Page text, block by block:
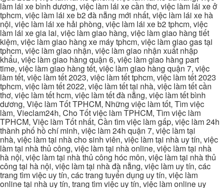
làm lái xe bình dương, việc làm lái xe cần thơ, việc làm lái xe ở
tphcm, việc làm lái xe b2 đà nẵng mới nhất, việc làm lái xe hà
nội, việc làm lái xe hải phòng, việc làm lái xe b2 tphcm, việc
làm lái xe gia lai, việc làm giao hàng, việc làm giao hàng tiết
kiệm, việc làm giao hàng xe máy tphcm, việc làm giao gas tại
tphcm, việc làm giao nhận, việc làm giao nhận xuất nhập
khẩu, việc làm giao hàng quận 6, việc làm giao hàng part
time, việc làm giao hàng tết, việc làm giao hàng quận 7, việc
làm tết, việc làm tết 2023, việc làm tết tphcm, việc làm tết 2023
tphcm, việc làm tết 2022, việc làm tết tại nhà, việc làm tết cần
thơ, việc làm tết hcm, việc làm tết đà nẵng, việc làm tết bình
dương, Việc làm Tốt TPHCM, Những việc làm tốt, Tìm việc
làm, Vieclam24h, Cho Tốt việc làm TPHCM, Tìm việc làm
TPHCM, Việc làm Tốt nhất, Cần tìm việc làm gấp, việc làm 24h
thành phố hồ chí minh, việc làm 24h quận 7, việc làm tại
nhà, việc làm tại nhà cho sinh viên, việc làm tại nhà uy tín, việc
làm tại nhà thủ công, việc làm tại nhà online, việc làm tại nhà
hà nội, việc làm tại nhà thủ công hóc môn, việc làm tại nhà thủ
công tại hà nội, việc làm tại nhà đà nẵng, việc làm uy tín, các
trang tìm việc uy tín, các trang tuyển dụng uy tín, việc làm
online tại nhà uy tín, trang tìm việc uy tín, việc làm online uy